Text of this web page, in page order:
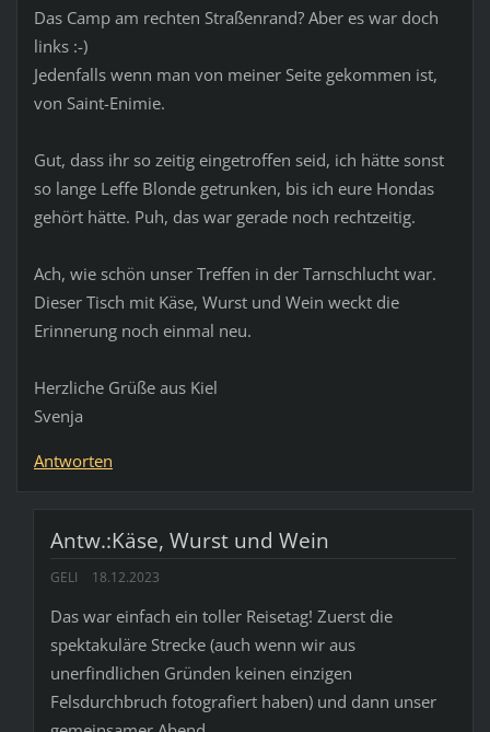
Das Camp am rechten Straßenrand? Aber es war doch
links :-)
Jedenfalls wenn man von meiner Seite gekommen ist,
von Saint-Enimie.
Gut, dass ihr so zeitig eingetroffen seid, ich hätte sonst
so lange Leffe Blonde getrunken, bis ich eure Hondas
gehört hätte. Puh, das war gerade noch rechtzeitig.
Ach, wie schön unser Treffen in der Tarnschlucht war.
Dieser Tisch mit Käse, Wurst und Wein weckt die
Erinnerung noch einmal neu.
Herzliche Grüße aus Kiel
Svenja
Antworten
Antw.:Käse, Wurst und Wein
GELI 18.12.2023
Das war einfach ein toller Reisetag! Zuerst die
spektakuläre Strecke (auch wenn wir aus
unerfindlichen Gründen keinen einzigen
Felsdurchbruch fotografiert haben) und dann unser